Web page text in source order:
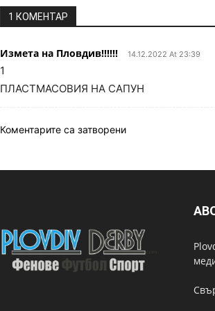
1 КОМЕНТАР
Измета на Пловдив!!!!!! 14.12.2022 At 23:39
1
ПЛАСТМАСОВИЯ НА САПУН
Коментарите са затворени